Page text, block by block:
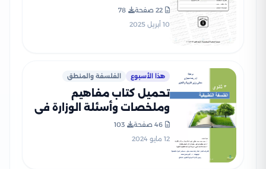
الرسمية
22 صفحة
78
10 أبريل 2025
هذا الأسبوع الفلسفة والمنطق
تحميل كتاب مفاهيم
وملخصات وأسئلة الوزارة في
الفلسفة للصف الثالث
الثانوي PDF بالاجابات
46 صفحة
103
12 مايو 2024